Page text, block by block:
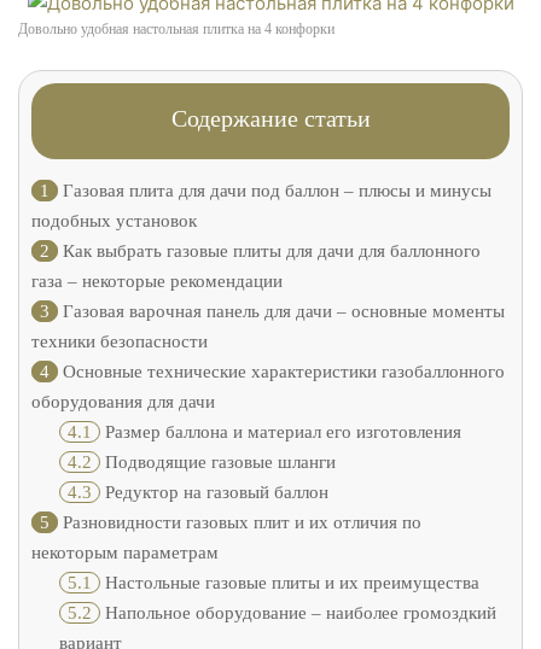
Довольно удобная настольная плитка на 4 конфорки
Содержание статьи
1
Газовая плита для дачи под баллон – плюсы и минусы
подобных установок
2
Как выбрать газовые плиты для дачи для баллонного
газа – некоторые рекомендации
3
Газовая варочная панель для дачи – основные моменты
техники безопасности
4
Основные технические характеристики газобаллонного
оборудования для дачи
4.1 Размер баллона и материал его изготовления
4.2 Подводящие газовые шланги
4.3 Редуктор на газовый баллон
5
Разновидности газовых плит и их отличия по
некоторым параметрам
5.1 Настольные газовые плиты и их преимущества
5.2 Напольное оборудование – наиболее громоздкий
вариант